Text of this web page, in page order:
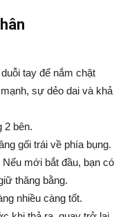
tay để nắm chặt
sự dẻo dai và khả
2 bên.
gối trái về phía bụng.
mới bắt đầu, bạn có
thăng bằng.
nhiều càng tốt.